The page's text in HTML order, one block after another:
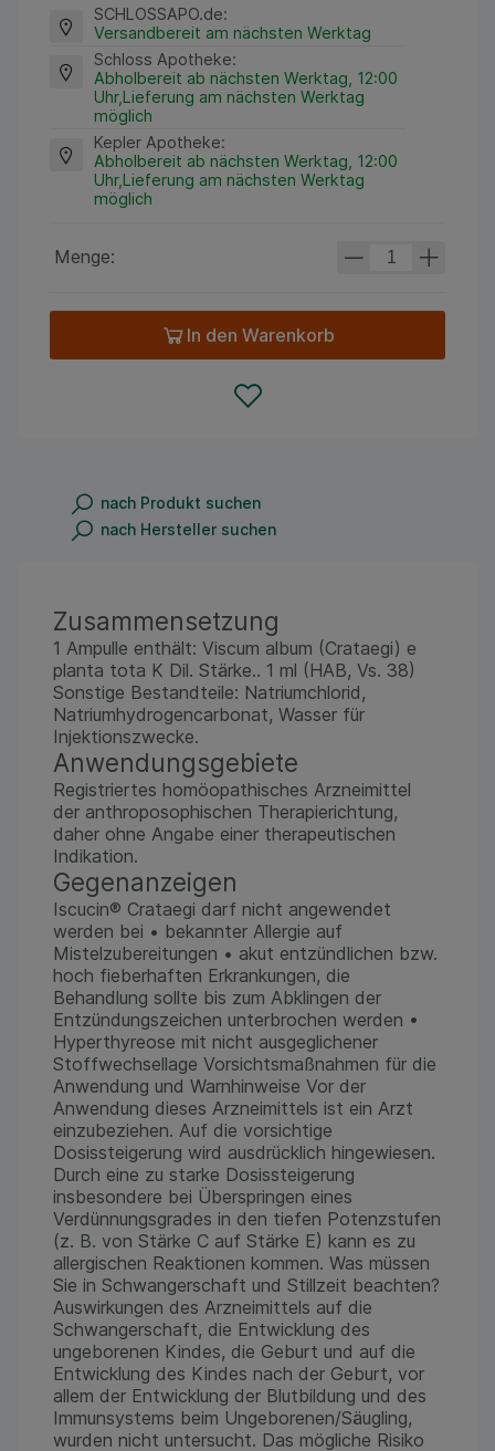
SCHLOSSAPO.de:
Versandbereit am nächsten Werktag
Schloss Apotheke:
Abholbereit ab nächsten Werktag, 12:00
Uhr,Lieferung am nächsten Werktag
möglich
Kepler Apotheke:
Abholbereit ab nächsten Werktag, 12:00
Uhr,Lieferung am nächsten Werktag
möglich
Menge:
In den Warenkorb
nach Produkt suchen
nach Hersteller suchen
Zusammensetzung
1 Ampulle enthält: Viscum album (Crataegi) e
planta tota K Dil. Stärke.. 1 ml (HAB, Vs. 38)
Sonstige Bestandteile: Natriumchlorid,
Natriumhydrogencarbonat, Wasser für
Injektionszwecke.
Anwendungsgebiete
Registriertes homöopathisches Arzneimittel
der anthroposophischen Therapierichtung,
daher ohne Angabe einer therapeutischen
Indikation.
Gegenanzeigen
Iscucin® Crataegi darf nicht angewendet
werden bei • bekannter Allergie auf
Mistelzubereitungen • akut entzündlichen bzw.
hoch fieberhaften Erkrankungen, die
Behandlung sollte bis zum Abklingen der
Entzündungszeichen unterbrochen werden •
Hyperthyreose mit nicht ausgeglichener
Stoffwechsellage Vorsichtsmaßnahmen für die
Anwendung und Warnhinweise Vor der
Anwendung dieses Arzneimittels ist ein Arzt
einzubeziehen. Auf die vorsichtige
Dosissteigerung wird ausdrücklich hingewiesen.
Durch eine zu starke Dosissteigerung
insbesondere bei Überspringen eines
Verdünnungsgrades in den tiefen Potenzstufen
(z. B. von Stärke C auf Stärke E) kann es zu
allergischen Reaktionen kommen. Was müssen
Sie in Schwangerschaft und Stillzeit beachten?
Auswirkungen des Arzneimittels auf die
Schwangerschaft, die Entwicklung des
ungeborenen Kindes, die Geburt und auf die
Entwicklung des Kindes nach der Geburt, vor
allem der Entwicklung der Blutbildung und des
Immunsystems beim Ungeborenen/Säugling,
wurden nicht untersucht. Das mögliche Risiko